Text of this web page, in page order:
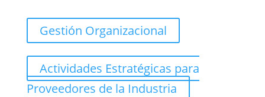
Gestión Organizacional
Actividades Estratégicas para
Proveedores de la Industria